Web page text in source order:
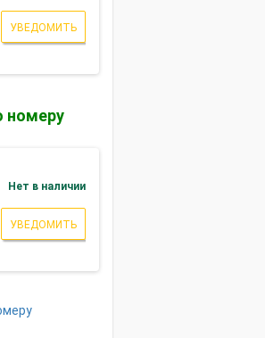
УВЕДОМИТЬ
номеру
Нет в наличии
УВЕДОМИТЬ